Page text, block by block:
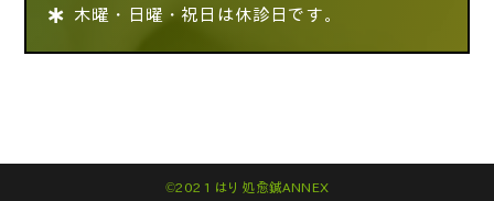
木曜・日曜・祝日は休診日です。
©2021 はり処愈鍼ANNEX